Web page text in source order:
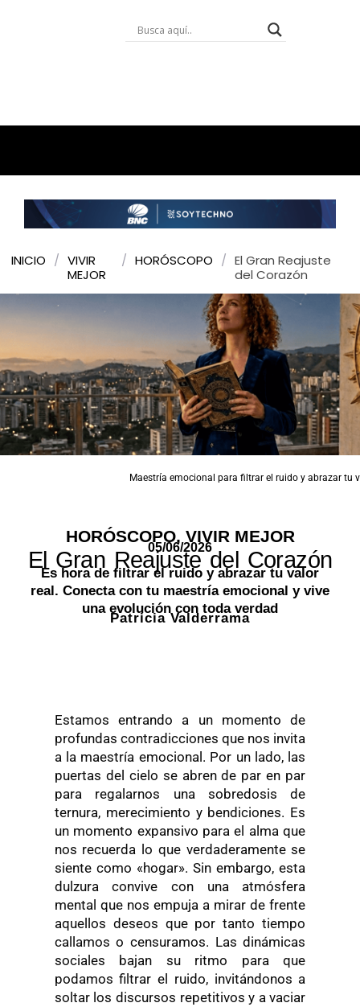
INICIO / VIVIR
MEJOR
/ HORÓSCOPO / El Gran Reajuste
del Corazón
Maestría emocional para filtrar el ruido y abrazar tu
HORÓSCOPO, VIVIR MEJOR
05/06/2026
El Gran Reajuste del Corazón
Es hora de filtrar el ruido y abrazar tu valor
real. Conecta con tu maestría emocional y vive
una evolución con toda verdad
Patricia Valderrama
Estamos entrando a un momento de
profundas contradicciones que nos invita
a la maestría emocional. Por un lado, las
puertas del cielo se abren de par en par
para regalarnos una sobredosis de
ternura, merecimiento y bendiciones. Es
un momento expansivo para el alma que
nos recuerda lo que verdaderamente se
siente como «hogar». Sin embargo, esta
dulzura convive con una atmósfera
mental que nos empuja a mirar de frente
aquellos deseos que por tanto tiempo
callamos o censuramos. Las dinámicas
sociales bajan su ritmo para que
podamos filtrar el ruido, invitándonos a
soltar los discursos repetitivos y a vaciar